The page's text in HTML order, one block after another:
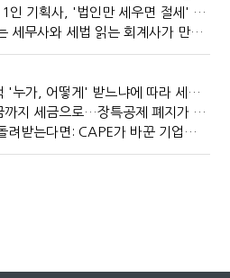
"연예인 1인 기획사, '법인만 세우면 절세' 시대 끝났다"
사람 읽는 세무사와 세법 읽는 회계사가 만나면?
상속주택 '누가, 어떻게' 받느냐에 따라 세금이 달라진다
노후자금까지 세금으로…장특공제 폐지가 부를 조세의 역설
관세를 돌려받는다면: CAPE가 바꾼 기업의 현금흐름